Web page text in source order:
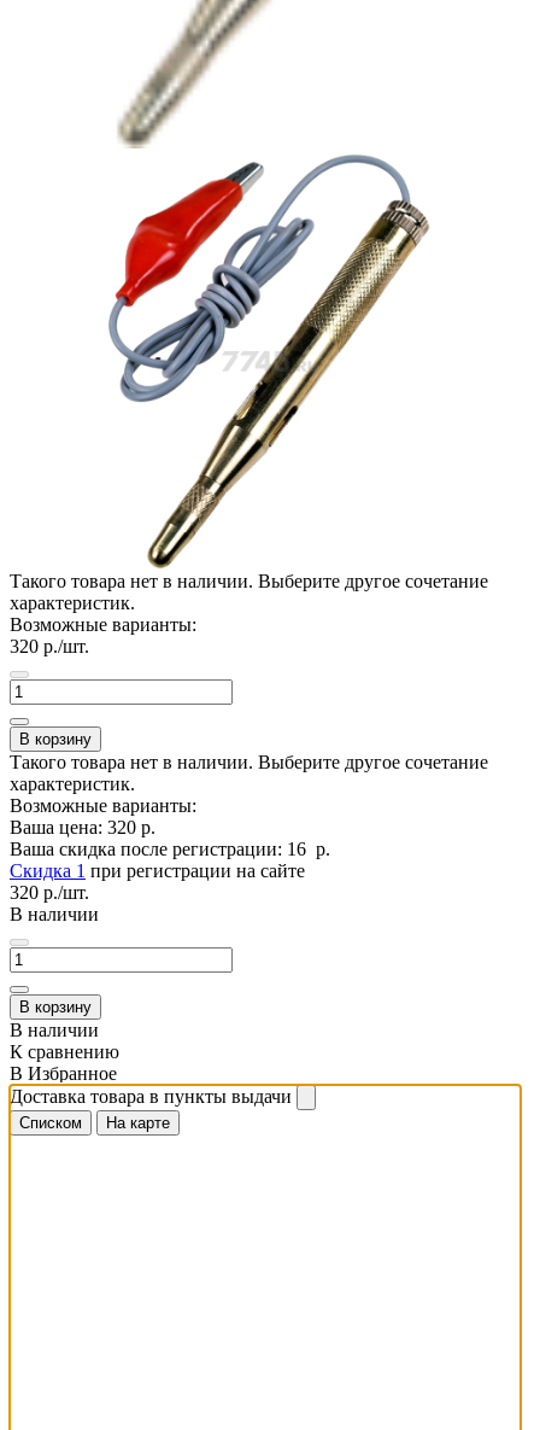
Такого товара нет в наличии. Выберите другое сочетание
характеристик.
Возможные варианты:
320 р./шт.
В корзину
Такого товара нет в наличии. Выберите другое сочетание
характеристик.
Возможные варианты:
Ваша цена: 320 р.
Ваша скидка после регистрации: 16 р.
Скидка 1 при регистрации на сайте
320 р./шт.
В наличии
В корзину
В наличии
К сравнению
В Избранное
Доставка товара в пункты выдачи
Списком На карте